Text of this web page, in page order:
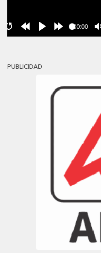
00:00
PUBLICIDAD